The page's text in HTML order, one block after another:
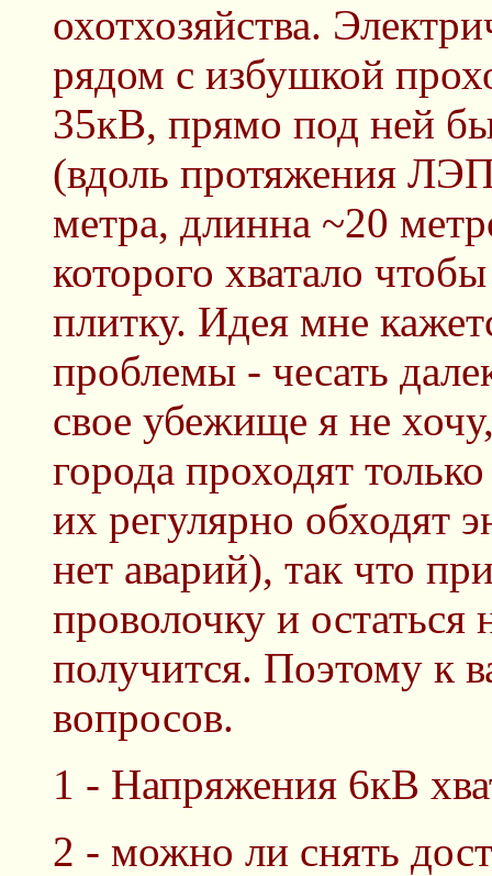
охотхозяйства.
рядом с избушкой
35кВ, прямо под ней
(вдоль протяжения
метра, длинна ~20
которого хватало
плитку. Идея мне
проблемы - чесать
свое убежище я не
города проходят
их регулярно обходят
нет аварий), так что
проволочку и
получится. Поэтому к
вопросов.
1 - Напряжения 6кВ
2 - можно ли снять